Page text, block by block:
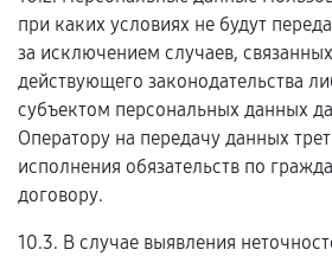
при каких условиях не будут
за исключением случаев,
действующего законодательства
субъектом персональных данных
Оператору на передачу данных
исполнения обязательств по
договору.
10.3. В случае выявления